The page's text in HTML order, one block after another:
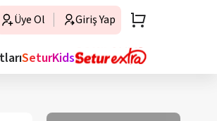
Üye Ol Giriş Yap
SeturKids